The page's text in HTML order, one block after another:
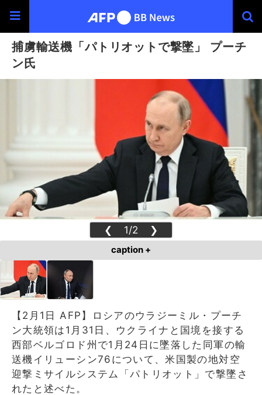
捕虜輸送機「パトリオットで撃墜」 プーチ
ン氏
❮ 1/2 ❯
caption +
【2月1日 AFP】ロシアのウラジーミル・プーチ
ン大統領は1月31日、ウクライナと国境を接する
西部ベルゴロド州で1月24日に墜落した同軍の輸
送機イリューシン76について、米国製の地対空
迎撃ミサイルシステム「パトリオット」で撃墜さ
れたと述べた。